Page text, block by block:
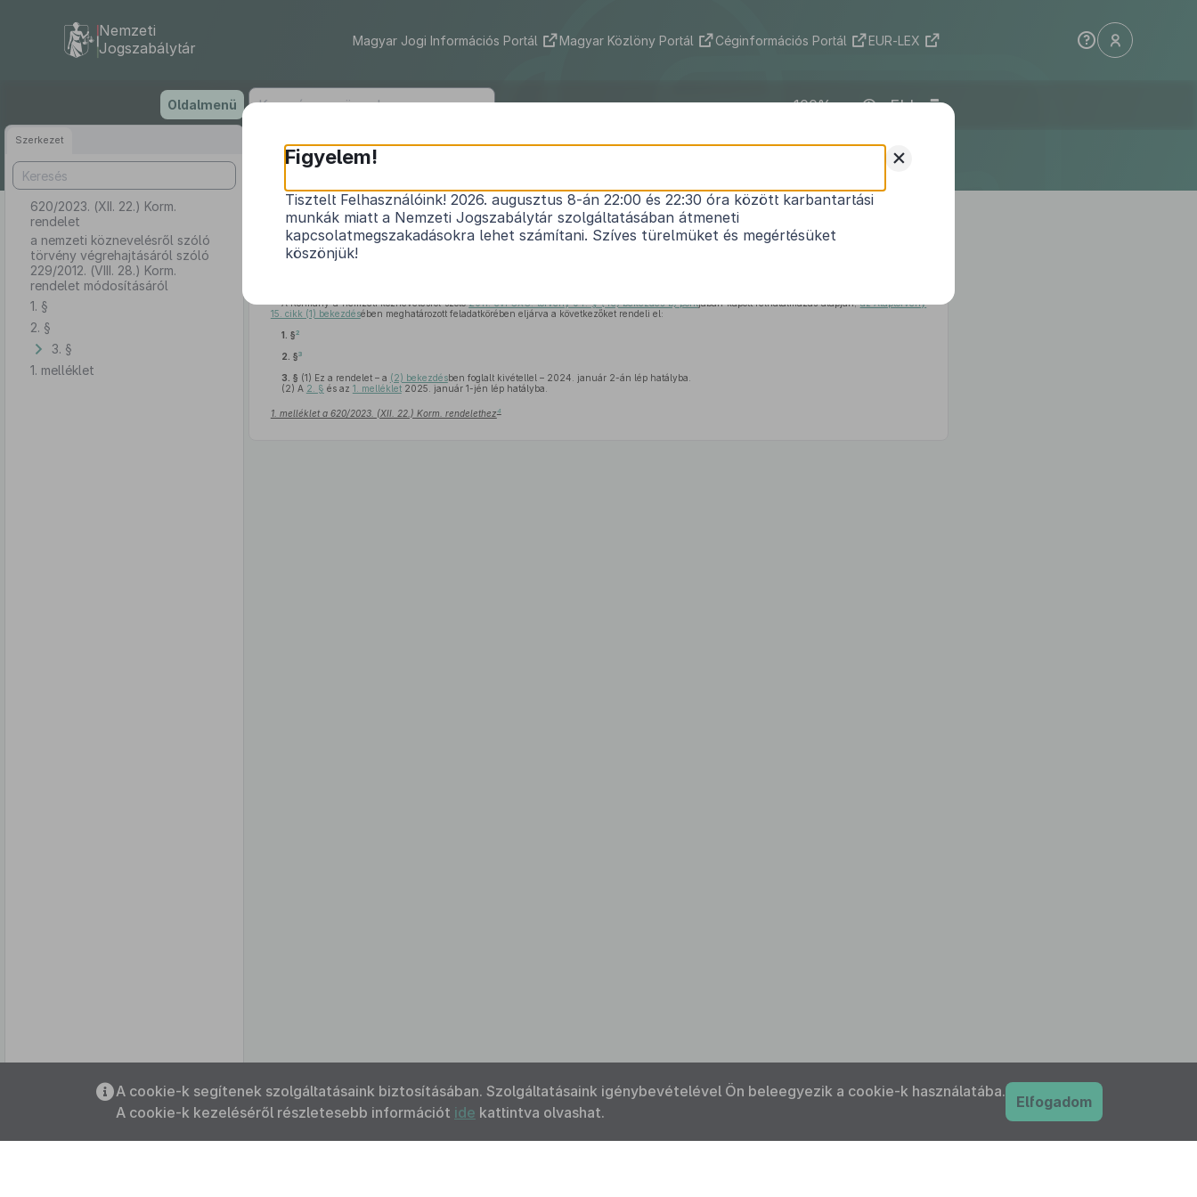
tartalomra
Nemzeti
Jogszabálytár
Magyar Jogi Információs Portál Magyar Közlöny Portál Céginformációs Portál EUR-LEX
Oldalmenü ELI
Szerkezet
620/2023. (XII. 22.) Korm.
rendelet
a nemzeti köznevelésről szóló
törvény végrehajtásáról szóló
229/2012. (VIII. 28.) Korm.
rendelet módosításáról
1. §
2. §
3. §
1. melléklet
Az oldalmenübe visszatéréshez
ALT + S billentyűket.
620/2023. (XII. 22.) Korm. rendelet
a nemzeti köznevelésről szóló törvény végrehajtásáról szóló229/2012. (VIII. 28.)
Korm. rendeletmódosításáról1
A Kormány a nemzeti köznevelésről szóló2011. évi CXC. törvény 94. § (4e) bekezdés b) pontjában kapott felhatalmazás alapján,az Alaptörvény
15. cikk (1) bekezdésében meghatározott feladatkörében eljárva a következőket rendeli el:
1. §2
2. §3
3. § (1) Ez a rendelet – a (2) bekezdésben foglalt kivétellel – 2024. január 2-án lép hatályba.
(2) A 2. § és az 1. melléklet2025. január 1-jén lép hatályba.
1. melléklet a 620/2023. (XII. 22.) Korm. rendelethez4
A cookie-k segítenek szolgáltatásaink biztosításában. Szolgáltatásaink igénybevételével Ön beleegyezik a cookie-k használatába.
A cookie-k kezeléséről részletesebb információt ide kattintva olvashat.
Elfogadom
+
Figyelem!
Tisztelt Felhasználóink! 2026. augusztus 8-án 22:00 és 22:30 óra között karbantartási
munkák miatt a Nemzeti Jogszabálytár szolgáltatásában átmeneti
kapcsolatmegszakadásokra lehet számítani. Szíves türelmüket és megértésüket
köszönjük!